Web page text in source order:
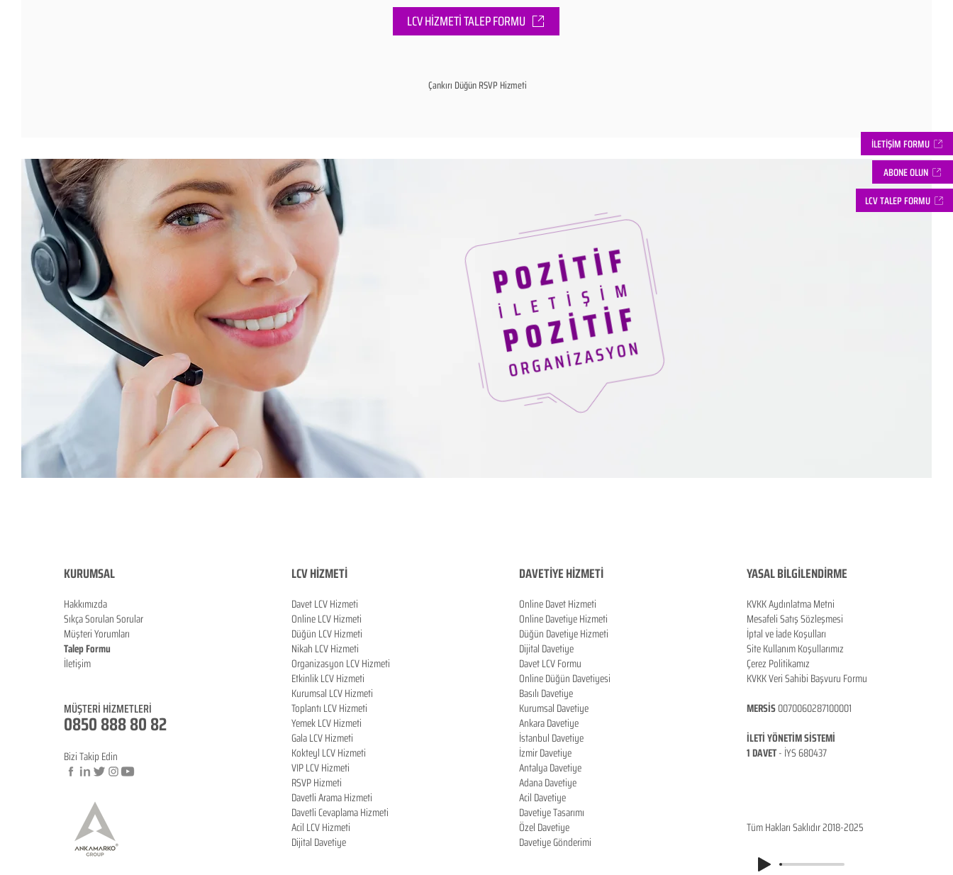
ABONE OLUN
LCV TALEP FORMU
İLETİŞİM FORMU
LCV HİZMETİ TALEP FORMU
Çankırı Düğün RSVP Hizmeti
KURUMSAL
Hakkımızda
Sıkça Sorulan Sorular
Müşteri Yorumları
Talep Formu
İletişim
MÜŞTERİ HİZMETLERİ
0850 888 80 82
Bizi Takip Edin
© Copyright
LCV HİZMETİ
Davet LCV Hizmeti
Online LCV Hizmeti
Düğün LCV Hizmeti
Nikah LCV Hizmeti
Organizasyon LCV Hizmeti
Etkinlik LCV Hizmeti
Kurumsal LCV Hizmeti
Toplantı LCV Hizmeti
Yemek LCV Hizmeti
Gala LCV Hizmeti
Kokteyl LCV Hizmeti
VIP LCV Hizmeti
RSVP Hizmeti
Davetli Arama Hizmeti
Davetli Cevaplama Hizmeti
Acil LCV Hizmeti
Dijital Davetiye
DAVETİYE HİZMETİ
Online Davet Hizmeti
Online Davetiye Hizmeti
Düğün Davetiye Hizmeti
Dijital Davetiye
Davet LCV Formu
Online Düğün Davetiyesi
Basılı Davetiye
Kurumsal Davetiye
Ankara Davetiye
İstanbul Davetiye
İzmir Davetiye
Antalya Davetiye
Adana Davetiye
Acil Davetiye
Davetiye Tasarımı
Özel Davetiye
Davetiye Gönderimi
YASAL BİLGİLENDİRME
KVKK Aydınlatma Metni
Mesafeli Satış Sözleşmesi
İptal ve İade Koşulları
Site Kullanım Koşullarımız
Çerez Politikamız
KVKK Veri Sahibi Başvuru Formu
MERSİS0070060287100001
İLETİ YÖNETİM SİSTEMİ
1 DAVET- İYS 680437
Tüm Hakları Saklıdır 2018-2025